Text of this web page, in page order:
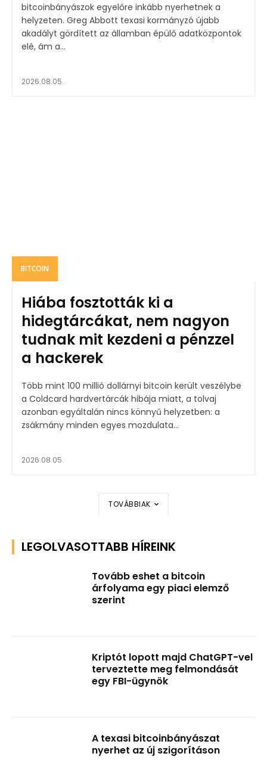
bitcoinbányászok egyelőre inkább nyerhetnek a
helyzeten. Greg Abbott texasi kormányzó újabb
akadályt gördített az államban épülő adatközpontok
elé, ám a...
2026.08.05.
BITCOIN
Hiába fosztották ki a
hidegtárcákat, nem nagyon
tudnak mit kezdeni a pénzzel
a hackerek
Több mint 100 millió dollárnyi bitcoin került veszélybe
a Coldcard hardvertárcák hibája miatt, a tolvaj
azonban egyáltalán nincs könnyű helyzetben: a
zsákmány minden egyes mozdulata...
2026.08.05.
TOVÁBBIAK
LEGOLVASOTTABB HÍREINK
Tovább eshet a bitcoin
árfolyama egy piaci elemző
szerint
Kriptót lopott majd ChatGPT-vel
terveztette meg felmondását
egy FBI-ügynök
A texasi bitcoinbányászat
nyerhet az új szigorításon